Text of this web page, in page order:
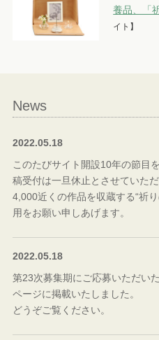
養品、「
イト】
News
2022.05.18
このたびサイト開設10年の節目
稿受付は一旦休止とさせていた
4,000近くの作品を収蔵する“祈
用をお願い申しあげます。
2022.05.18
第23次募集期にご応募いただい
ページに掲載いたしました。
どうぞご覧ください。